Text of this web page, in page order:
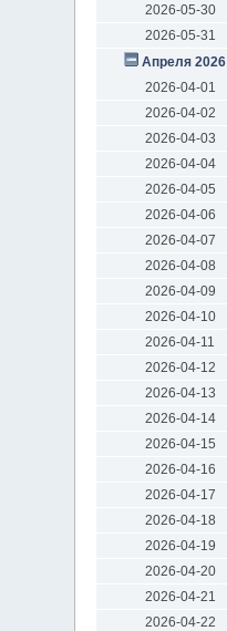
2026-05-30
2026-05-31
Апреля 2026
2026-04-01
2026-04-02
2026-04-03
2026-04-04
2026-04-05
2026-04-06
2026-04-07
2026-04-08
2026-04-09
2026-04-10
2026-04-11
2026-04-12
2026-04-13
2026-04-14
2026-04-15
2026-04-16
2026-04-17
2026-04-18
2026-04-19
2026-04-20
2026-04-21
2026-04-22